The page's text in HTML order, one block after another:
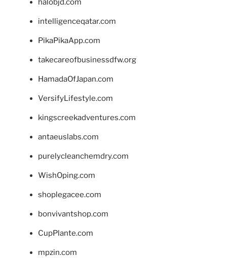
halobjd.com
intelligenceqatar.com
PikaPikaApp.com
takecareofbusinessdfw.org
HamadaOfJapan.com
VersifyLifestyle.com
kingscreekadventures.com
antaeuslabs.com
purelycleanchemdry.com
WishOping.com
shoplegacee.com
bonvivantshop.com
CupPlante.com
mpzin.com